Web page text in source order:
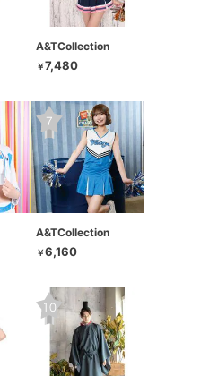
A&TCollection
￥7,480
A&TCollection
￥6,160